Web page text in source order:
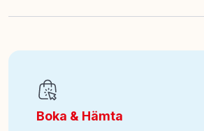
Art nr:118-6072668
Boka & Hämta